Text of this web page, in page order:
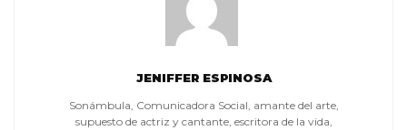
JENIFFER ESPINOSA
Sonámbula, Comunicadora Social, amante del arte,
supuesto de actriz y cantante, escritora de la vida,